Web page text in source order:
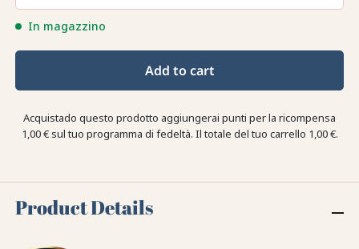
In magazzino
Add to cart
Acquistado questo prodotto aggiungerai punti per la ricompensa
1,00 €sul tuo programma di fedeltà. Il totale del tuo carrello 1,00 €.
Product Details